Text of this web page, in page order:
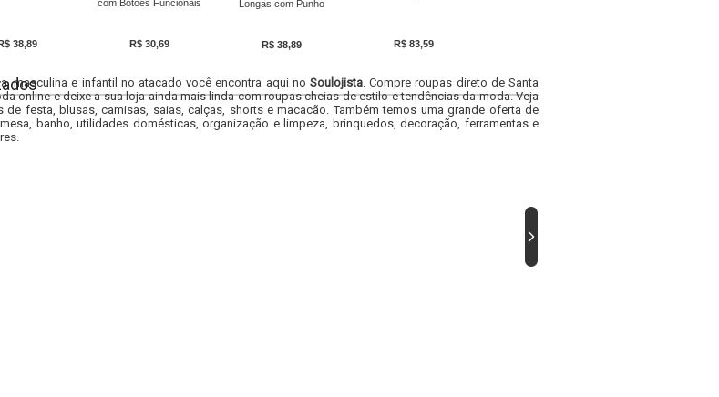
38,89
com Botões Funcionais
R$ 30,69
Longas com Punho
R$ 38,89 R$ 83,59
masculina e infantil no atacado você encontra aqui no Soulojista. Compre roupas direto de Santa
online e deixe a sua loja ainda mais linda com roupas cheias de estilo e tendências da moda. Veja
de festa, blusas, camisas, saias, calças, shorts e macacão. Também temos uma grande oferta de
banho, utilidades domésticas, organização e limpeza, brinquedos, decoração, ferramentas e